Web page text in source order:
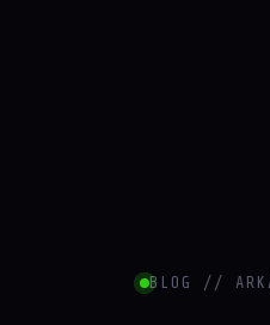
BLOG //